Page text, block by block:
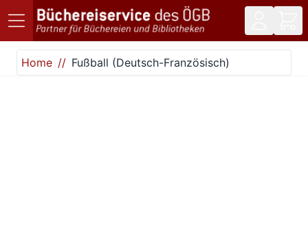
Direkt zum Inhalt
Home
Fußball (Deutsch-Französisch)